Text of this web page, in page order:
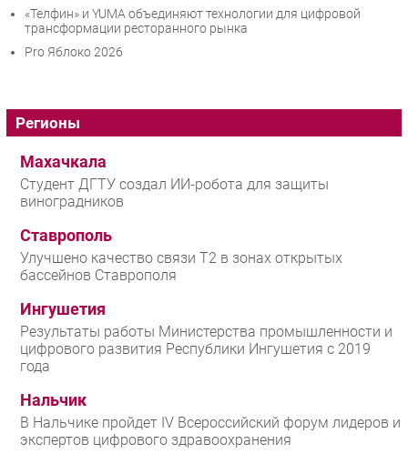
«Телфин» и YUMA объединяют технологии для цифровой
трансформации ресторанного рынка
Pro Яблоко 2026
Регионы
Махачкала
Студент ДГТУ создал ИИ-робота для защиты
виноградников
Ставрополь
Улучшено качество связи T2 в зонах открытых
бассейнов Ставрополя
Ингушетия
Результаты работы Министерства промышленности и
цифрового развития Республики Ингушетия с 2019
года
Нальчик
В Нальчике пройдет IV Всероссийский форум лидеров и
экспертов цифрового здравоохранения